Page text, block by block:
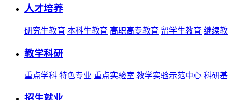
人才培养
研究生教育 本科生教育 高职高专教育 留学生教育 继续
教学科研
重点学科 特色专业 重点实验室 教学实验示范中心 科研